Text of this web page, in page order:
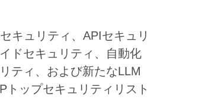
キュリティ、APIセキュリ
ドセキュリティ、自動化
ティ、および新たなLLM
トップセキュリティリスト